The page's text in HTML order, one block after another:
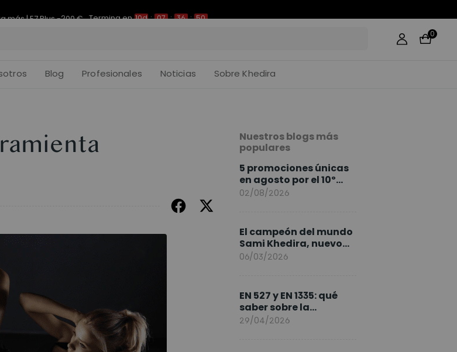
0
Blog Profesionales Noticias Sobre Khedira
Nuestros blogs más
populares
5 promociones únicas
en agosto por el 10º
Aniversario de
02/08/2026
El campeón del mundo
Sami Khedira, nuevo
embajador de
06/03/2026
EN 527 y EN 1335: qué
saber sobre la
normativa de los
29/04/2026